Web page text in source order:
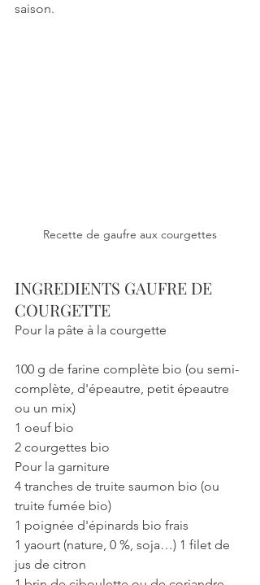
saison.
Recette de gaufre aux courgettes
INGREDIENTS GAUFRE DE
COURGETTE
Pour la pâte à la courgette
100 g de farine complète bio (ou semi-
complète, d'épeautre, petit épeautre
ou un mix)
1 oeuf bio
2 courgettes bio
Pour la garniture
4 tranches de truite saumon bio (ou
truite fumée bio)
1 poignée d'épinards bio frais
1 yaourt (nature, 0 %, soja…) 1 filet de
jus de citron